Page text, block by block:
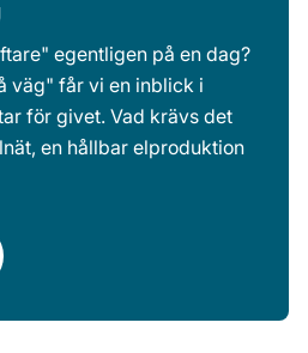
egentligen på en dag?
väg" får vi en inblick i
för givet. Vad krävs det
en hållbar elproduktion